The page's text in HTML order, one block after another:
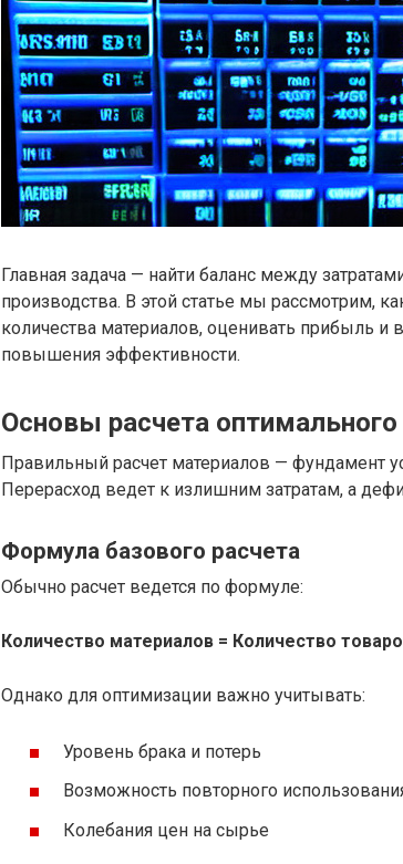
Главная задача — найти баланс между
производства. В этой статье мы рассмотрим,
количества материалов, оценивать прибыль и
повышения эффективности.
Основы расчета
Правильный расчет материалов — фундамент
Перерасход ведет к излишним затратам, а
Формула базового расчета
Обычно расчет ведется по формуле:
Количество материалов = Количество
Однако для оптимизации важно учитывать:
Уровень брака и потерь
Возможность повторного
Колебания цен на сырье